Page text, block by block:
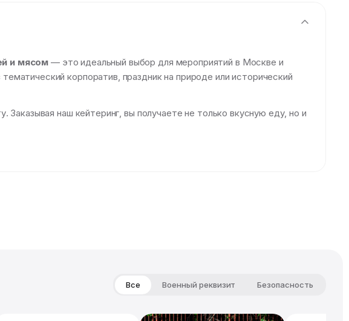
и мясом — это идеальный выбор для мероприятий в Москве и
корпоратив, праздник на природе или исторический
наш кейтеринг, вы получаете не только вкусную еду, но и
Все Военный реквизит Безопасность